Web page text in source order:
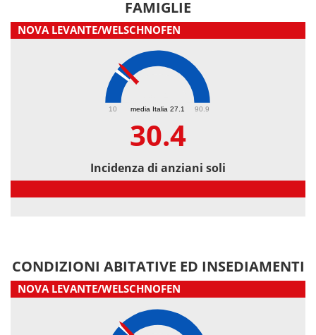
FAMIGLIE
NOVA LEVANTE/WELSCHNOFEN
media Italia 27.1
10 90.9
30.4
Incidenza di anziani soli
CONDIZIONI ABITATIVE ED INSEDIAMENTI
NOVA LEVANTE/WELSCHNOFEN